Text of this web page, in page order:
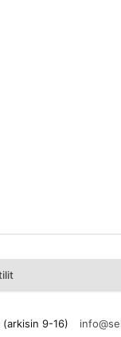
9-16)